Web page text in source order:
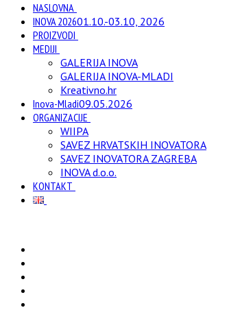
NASLOVNA
INOVA 202601.10.-03.10, 2026
PROIZVODI
MEDIJI
GALERIJA INOVA
GALERIJA INOVA-MLADI
Kreativno.hr
Inova-Mladi09.05.2026
ORGANIZACIJE
WIIPA
SAVEZ HRVATSKIH INOVATORA
SAVEZ INOVATORA ZAGREBA
INOVA d.o.o.
KONTAKT